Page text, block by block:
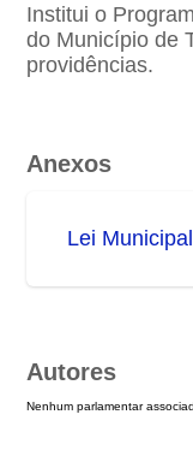
Institui o
do Município de
providências.
Anexos
Lei
Autores
Nenhum parlamentar